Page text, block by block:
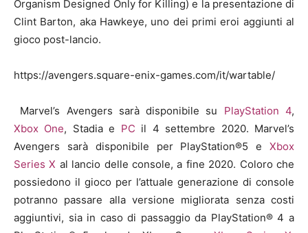
Organism Designed Only for Killing) e la presentazione di
Clint Barton, aka Hawkeye, uno dei primi eroi aggiunti al
gioco post-lancio.
https://avengers.square-enix-games.com/it/wartable/
Marvel’s Avengers sarà disponibile su PlayStation 4,
Xbox One, Stadia e PC il 4 settembre 2020. Marvel’s
Avengers sarà disponibile per PlayStation®5 e Xbox
Series X al lancio delle console, a fine 2020. Coloro che
possiedono il gioco per l’attuale generazione di console
potranno passare alla versione migliorata senza costi
aggiuntivi, sia in caso di passaggio da PlayStation® 4 a